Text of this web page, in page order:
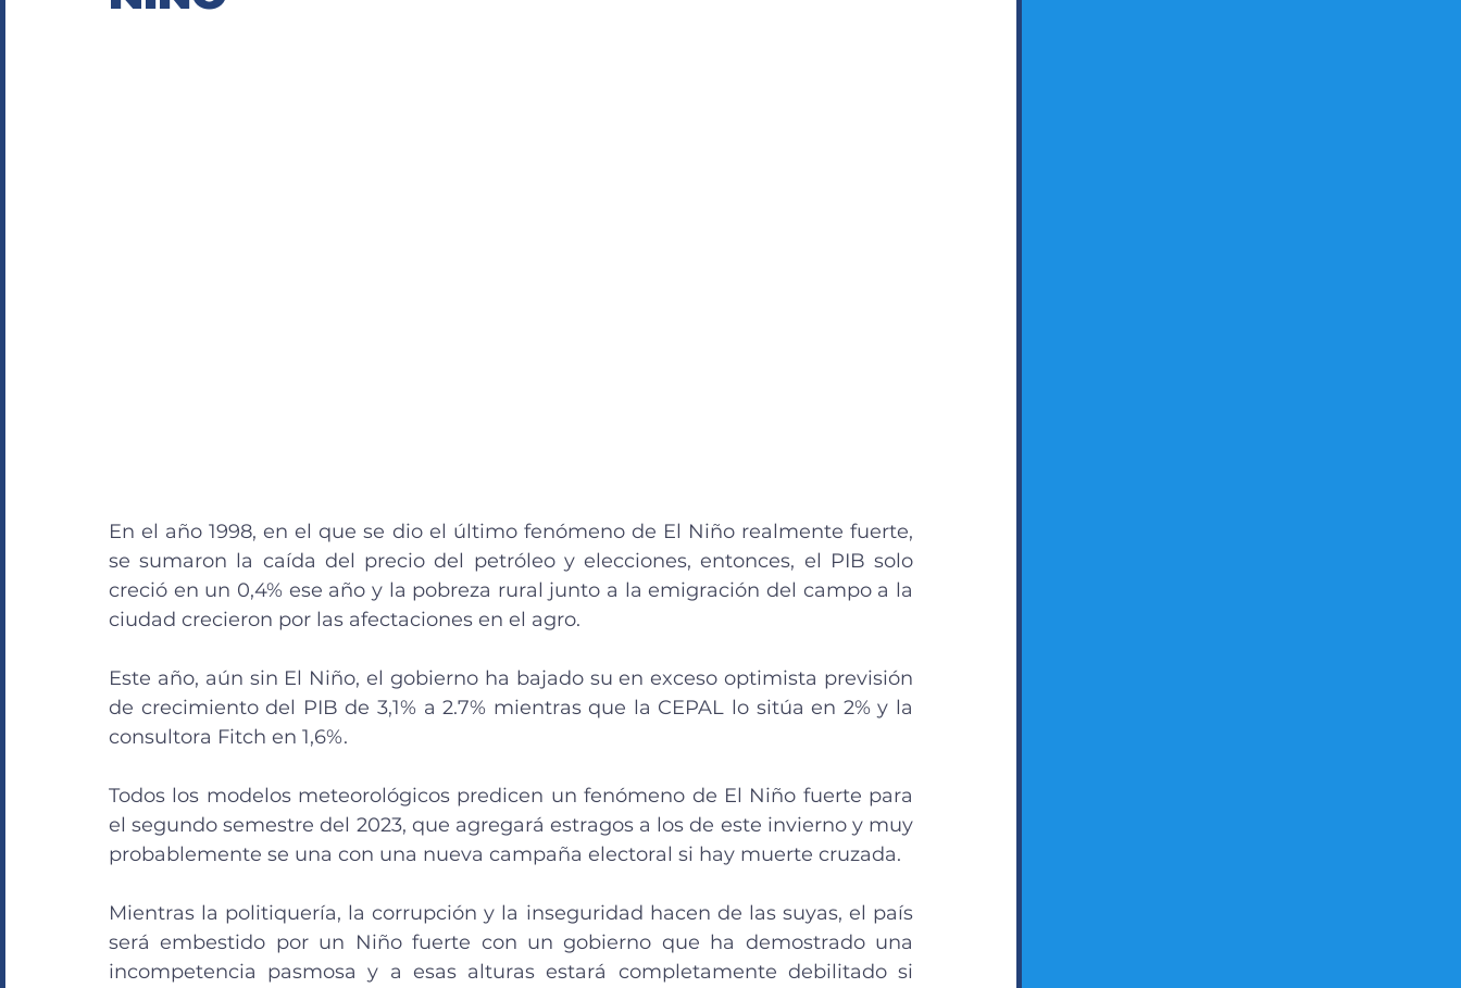
En el año 1998, en el que se dio el último fenómeno de El Niño realmente fuerte,
se sumaron la caída del precio del petróleo y elecciones, entonces, el PIB solo
creció en un 0,4% ese año y la pobreza rural junto a la emigración del campo a la
ciudad crecieron por las afectaciones en el agro.
Este año, aún sin El Niño, el gobierno ha bajado su en exceso optimista previsión
de crecimiento del PIB de 3,1% a 2.7% mientras que la CEPAL lo sitúa en 2% y la
consultora Fitch en 1,6%.
Todos los modelos meteorológicos predicen un fenómeno de El Niño fuerte para
el segundo semestre del 2023, que agregará estragos a los de este invierno y muy
probablemente se una con una nueva campaña electoral si hay muerte cruzada.
Mientras la politiquería, la corrupción y la inseguridad hacen de las suyas, el país
será embestido por un Niño fuerte con un gobierno que ha demostrado una
incompetencia pasmosa y a esas alturas estará completamente debilitado si